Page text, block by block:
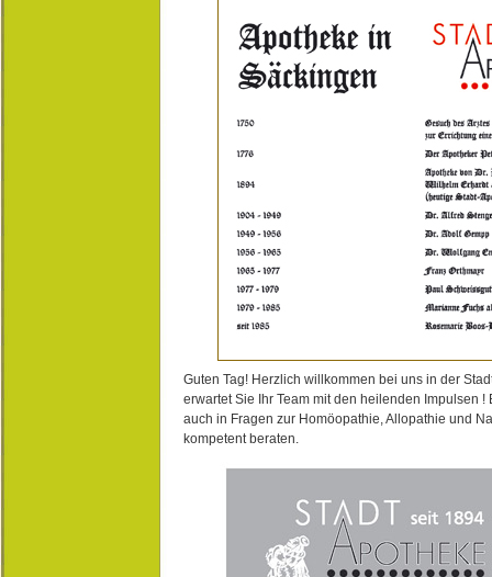
Guten Tag! Herzlich willkommen bei uns in der
erwartet Sie Ihr Team mit den heilenden Impulsen !
auch in Fragen zur Homöopathie, Allopathie und
kompetent beraten.